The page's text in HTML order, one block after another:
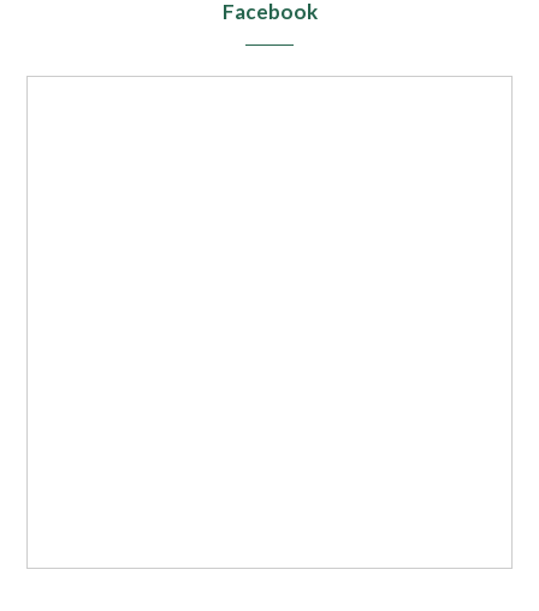
Facebook